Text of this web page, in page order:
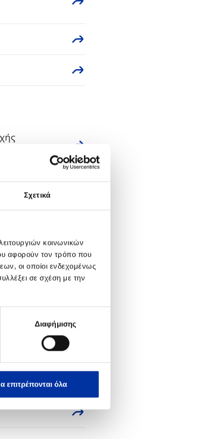
Σχετικά
κοινωνικών
αφορούν τον τρόπο που
οι οποίοι ενδεχομένως
σε σχέση με την
Διαφήμισης
επιτρέπονται όλα